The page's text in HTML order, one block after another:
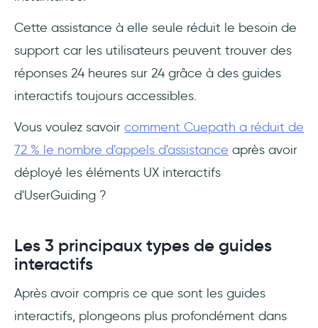
Cette assistance à elle seule réduit le besoin de
support car les utilisateurs peuvent trouver des
réponses 24 heures sur 24 grâce à des guides
interactifs toujours accessibles.
Vous voulez savoir comment Cuepath a réduit de
72 % le nombre d'appels d'assistance après avoir
déployé les éléments UX interactifs
d'UserGuiding ?
Les 3 principaux types de guides
interactifs
Après avoir compris ce que sont les guides
interactifs, plongeons plus profondément dans